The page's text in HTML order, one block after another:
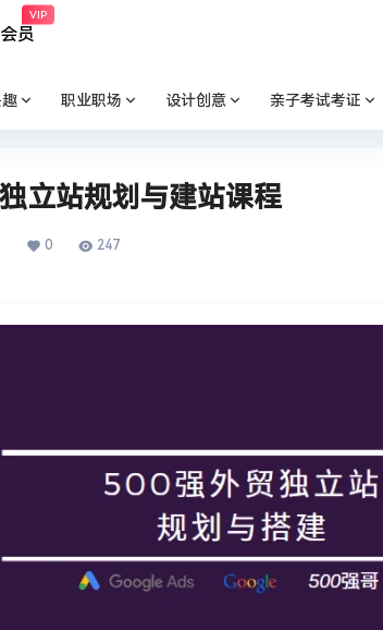
会员
VIP
职业职场 设计创意 亲子考试考证
立站规划与建站课程
0 247